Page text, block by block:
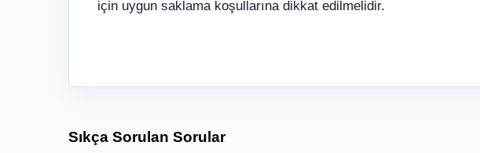
için uygun saklama koşullarına dikkat edilmelidir.
Sıkça Sorulan Sorular